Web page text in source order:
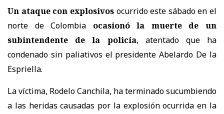
Un ataque con explosivosocurrido este sábado en el
norte de Colombia ocasionó la muerte de un
subintendente de la policía, atentado que ha
condenado sin paliativos el presidente Abelardo De la
Espriella.
La víctima, Rodelo Canchila, ha terminado sucumbiendo
a las heridas causadas por la explosión ocurrida en la